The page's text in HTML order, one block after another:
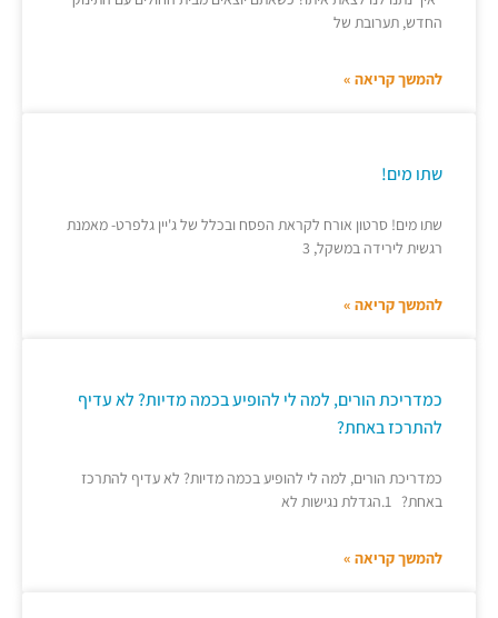
החדש, תערובת של
להמשך קריאה »
שתו מים!
שתו מים! סרטון אורח לקראת הפסח ובכלל של ג'יין גלפרט- מאמנת
רגשית לירידה במשקל, 3
להמשך קריאה »
כמדריכת הורים, למה לי להופיע בכמה מדיות? לא עדיף
להתרכז באחת?
כמדריכת הורים, למה לי להופיע בכמה מדיות? לא עדיף להתרכז
באחת? 1.הגדלת נגישות לא
להמשך קריאה »